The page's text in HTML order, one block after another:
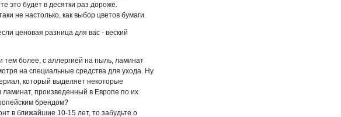
это будет в десятки раз дороже.
не настолько, как выбор цветов бумаги.
ценовая разница для вас - веский
более, с аллергией на пыль, ламинат
на специальные средства для ухода. Ну
который выделяет некоторые
произведенный в Европе по их
брендом?
в ближайшие 10-15 лет, то забудьте о